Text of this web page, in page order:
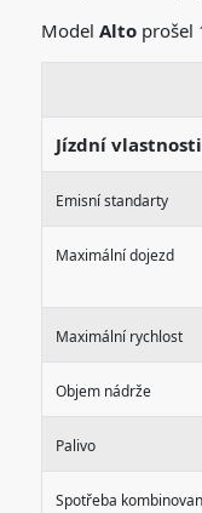
Model Altoprošel
Jízdní vlastnosti
Emisní standarty
Maximální dojezd
Maximální rychlost
Objem nádrže
Palivo
Spotřeba